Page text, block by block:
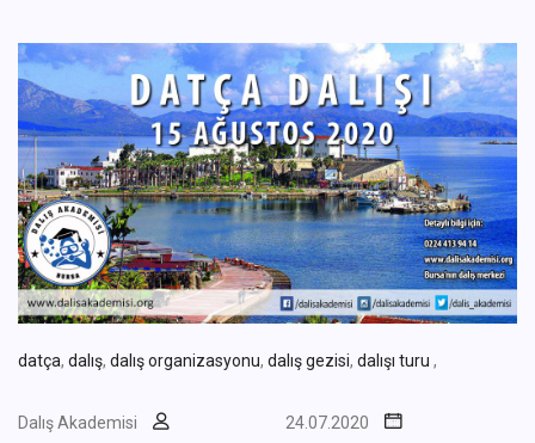
datça, dalış, dalış organizasyonu, dalış gezisi, dalışı turu ,
Dalış Akademisi 24.07.2020